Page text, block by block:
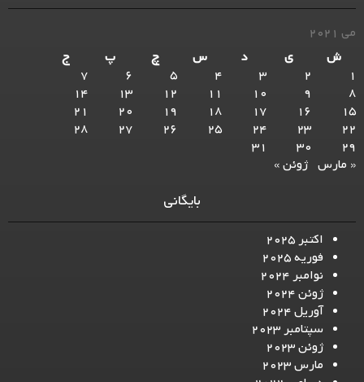
می 2021
ش
ی د س چ پ
ج
1
2
3
4
5
6
7
8
9
10
11
12
13
14
15
16
17
18
19
20
21
22
23
24
25
26
27
28
29
30
31
« مارس ژوئن »
بایگانی
اکتبر 2025
فوریه 2025
نوامبر 2024
ژوئن 2024
آوریل 2024
سپتامبر 2023
ژوئن 2023
مارس 2023